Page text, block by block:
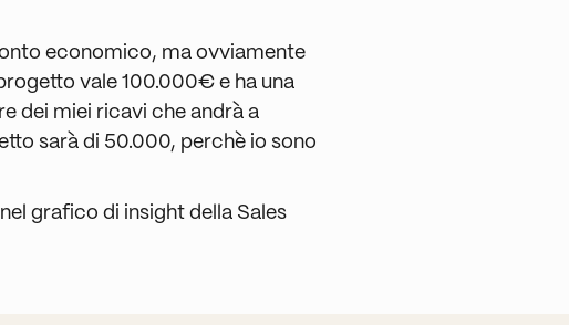
economico, ma ovviamente
vale 100.000€ e ha una
dei miei ricavi che andrà a
sarà di 50.000, perchè io sono
grafico di insight della Sales